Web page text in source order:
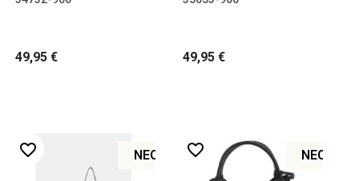
49,95 € 49,95 €
ΝΈΟ
favorite_border ΝΈΟ
favorite_border